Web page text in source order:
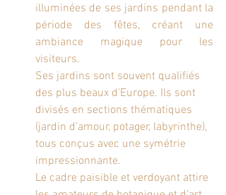
illuminées de ses jardins pendant la
période des fêtes, créant une
ambiance magique pour les
visiteurs.
Ses jardins sont souvent qualifiés
des plus beaux d’Europe. Ils sont
divisés en sections thématiques
(jardin d’amour, potager, labyrinthe),
tous conçus avec une symétrie
impressionnante.
Le cadre paisible et verdoyant attire